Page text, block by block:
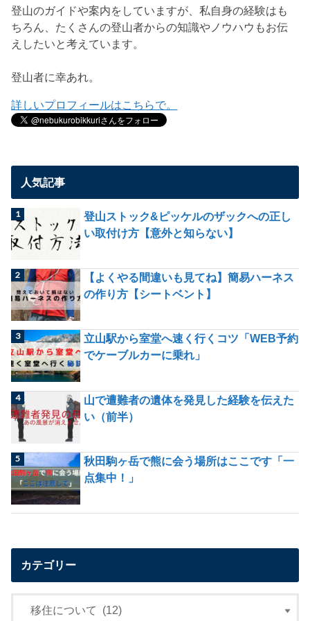
登山のガイドや案内をしていますが、私自身の経験はも
ちろん、たくさんの登山者からの知識やノウハウもお伝
えしたいと考えています。
登山者に幸あれ。
詳しいプロフィールはこちらで。
人気記事
登山ストック&ピッケルのザックへの正し
い取付け方【意外と知らない】
【よくやる間違いも見てね】簡易ハーネス
の作り方【シートベント】
立山駅から室堂へ速く行くコツ「WEB予約
でケーブルカーに乗れ」
山で遭難者の遺体を発見した経験を伝えた
い（前半）
秋田駒ヶ岳で熊に会う場所はここです「一
点集中！」
カテゴリー